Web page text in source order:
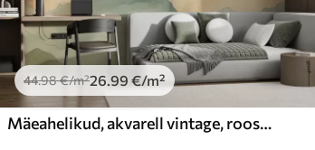
44.98€/m²26 .99 €/m²
Mäeahelikud, akvarell vintage, roosa, sinine ja kollane värv